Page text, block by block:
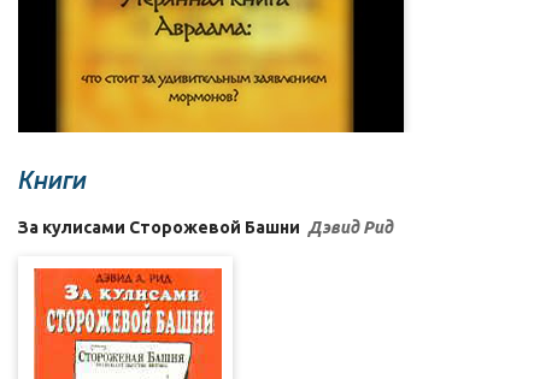
Книги
За кулисами Сторожевой Башни Дэвид Рид